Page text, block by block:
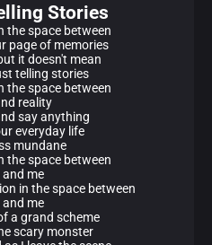
Stories
the space between
page of memories
it doesn't mean
telling stories
the space between
reality
say anything
everyday life
mundane
the space between
and me
in the space between
and me
a grand scheme
scary monster